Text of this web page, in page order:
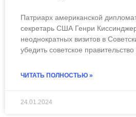
Патриарх американской
секретарь США Генри
неоднократных визитов в
убедить советское
ЧИТАТЬ ПОЛНОСТЬЮ »
24.01.2024